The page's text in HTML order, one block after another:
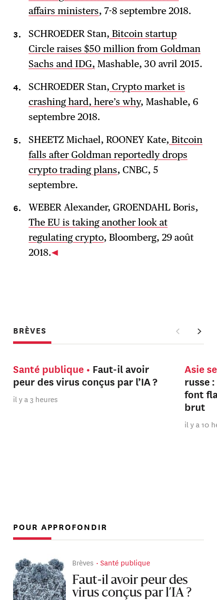
affairs ministers, 7-8 septembre 2018.
SCHROEDER Stan, Bitcoin startup
Circle raises $50 million from Goldman
Sachs and IDG, Mashable, 30 avril 2015.
SCHROEDER Stan, Crypto market is
crashing hard, here’s why, Mashable, 6
septembre 2018.
SHEETZ Michael, ROONEY Kate, Bitcoin
falls after Goldman reportedly drops
crypto trading plans, CNBC, 5
septembre.
WEBER Alexander, GROENDAHL Boris,
The EU is taking another look at
regulating crypto, Bloomberg, 29 août
2018.
BRÈVES
Santé publique
Faut-il avoir
peur des virus conçus par l’IA ?
il y a 3 heures
Asie
russe
font
brut
il y a 10
POUR APPROFONDIR
Brèves Santé publique
Faut-il avoir peur des
virus conçus par l’IA ?